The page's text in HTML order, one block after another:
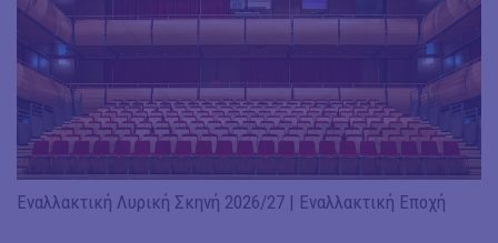
Εναλλακτική Λυρική Σκηνή 2026/27 | Εναλλακτική Εποχή